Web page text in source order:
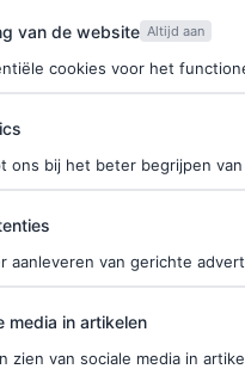
zullen we
de website
van de website Altijd aan
cookies voor het
ons bij het beter begrijpen
aanleveren van gerichte
in artikelen
media in artikelen
zien van sociale media in